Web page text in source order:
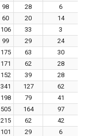
98 28 6
60 20 14
106 33 3
99 29 24
175 63 30
171 62 28
152 39 28
341 127 62
198 79 41
505 164 97
215 62 42
101 29 6